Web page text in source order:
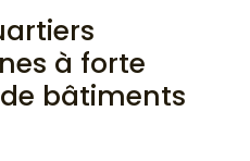
à forte
bâtiments